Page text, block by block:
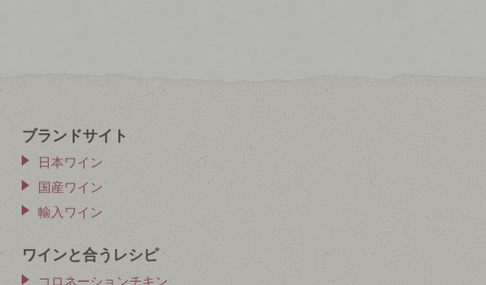
ブランドサイト
日本ワイン
国産ワイン
輸入ワイン
ワインと合うレシピ